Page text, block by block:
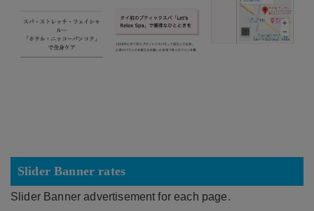
Slider Banner rates
Slider Banner advertisement for each page.